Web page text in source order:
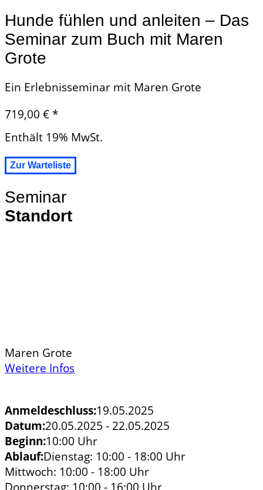
Hunde fühlen und anleiten – Das
Seminar zum Buch mit Maren
Grote
Ein Erlebnisseminar mit Maren Grote
719,00 € *
Enthält 19% MwSt.
Seminar
Standort
Maren Grote
Weitere Infos
Anmeldeschluss:19.05.2025
Datum:20.05.2025 - 22.05.2025
Beginn:10:00 Uhr
Ablauf:Dienstag: 10:00 - 18:00 Uhr
Mittwoch: 10:00 - 18:00 Uhr